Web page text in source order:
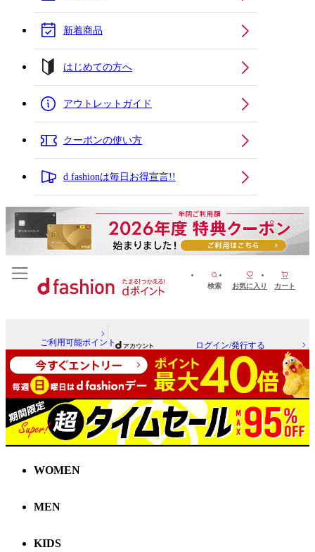
新着商品
はじめての方へ
アウトレットガイド
クーポンの使い方
d fashionは毎日お得宣言!!
検索 お気に入り カート
ご利用可能ポイント ログイン/発行する
WOMEN
MEN
KIDS